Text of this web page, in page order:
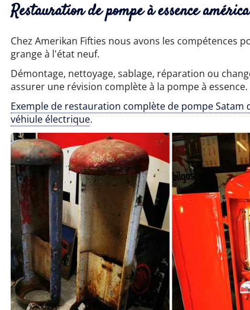
Restauration de pompe à essence
Chez Amerikan Fifties nous avons les compétences
grange à l'état neuf.
Démontage, nettoyage, sablage, réparation ou
assurer une révision complète à la pompe à essence.
Exemple de restauration complète de pompe
véhiule électrique.